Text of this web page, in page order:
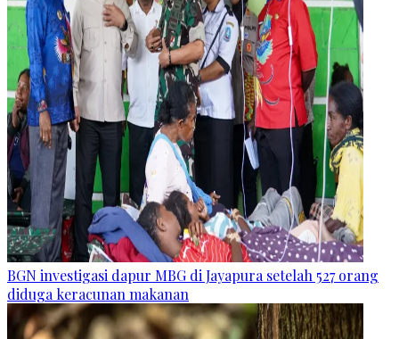
BGN investigasi dapur MBG di Jayapura setelah 527 orang
diduga keracunan makanan